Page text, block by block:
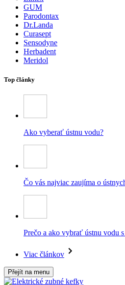
GUM
Parodontax
Dr.Landa
Curasept
Sensodyne
Herbadent
Meridol
Top články
Ako vyberať ústnu vodu?
Čo vás najviac zaujíma o
Prečo a ako vybrať ústnu vodu
Viac článkov
Přejít na menu